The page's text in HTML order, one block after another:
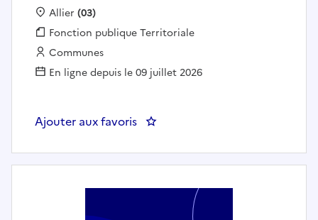
Localisation :
Allier (03)
Fonction publique :
Fonction publique Territoriale
Employeur :
Communes
En ligne depuis le 09 juillet 2026
Ajouter aux favoris : Secrétaire général de mairie